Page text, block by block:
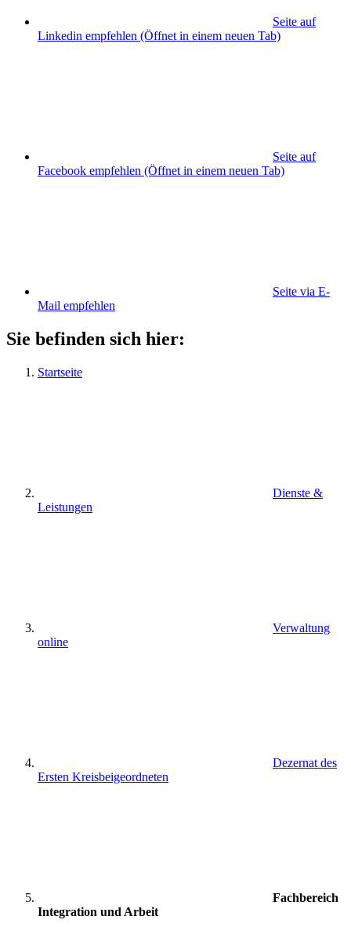
Seite auf
Linkedin empfehlen (Öffnet in einem neuen Tab)
Seite auf
Facebook empfehlen (Öffnet in einem neuen Tab)
Seite via E-
Mail empfehlen
Sie befinden sich hier:
Startseite
Dienste &
Leistungen
Verwaltung
online
Dezernat des
Ersten Kreisbeigeordneten
Fachbereich
Integration und Arbeit